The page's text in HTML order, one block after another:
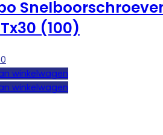
(100)
prijs
is:
winkelwagen
winkelwagen